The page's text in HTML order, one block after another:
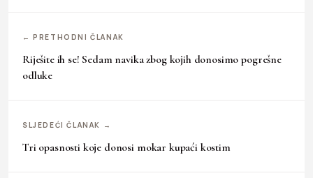
← PRETHODNI ČLANAK
Riješite ih se! Sedam navika zbog kojih donosimo pogrešne
odluke
SLJEDEĆI ČLANAK →
Tri opasnosti koje donosi mokar kupaći kostim